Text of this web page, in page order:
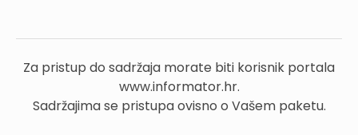
Za pristup do sadržaja morate biti korisnik portala
www.informator.hr.
Sadržajima se pristupa ovisno o Vašem paketu.